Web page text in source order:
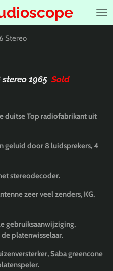
Stereo
stereo 1965Sold
duitse Top radiofabrikant uit
geluid door 8 luidsprekers, 4
stereodecoder.
zeer veel zenders, KG,
gebruiksaanwijziging,
platenwisselaar.
Saba greencone